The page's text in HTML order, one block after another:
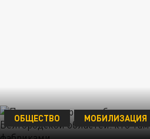
ОБЩЕСТВО МОБИЛИЗАЦИЯ